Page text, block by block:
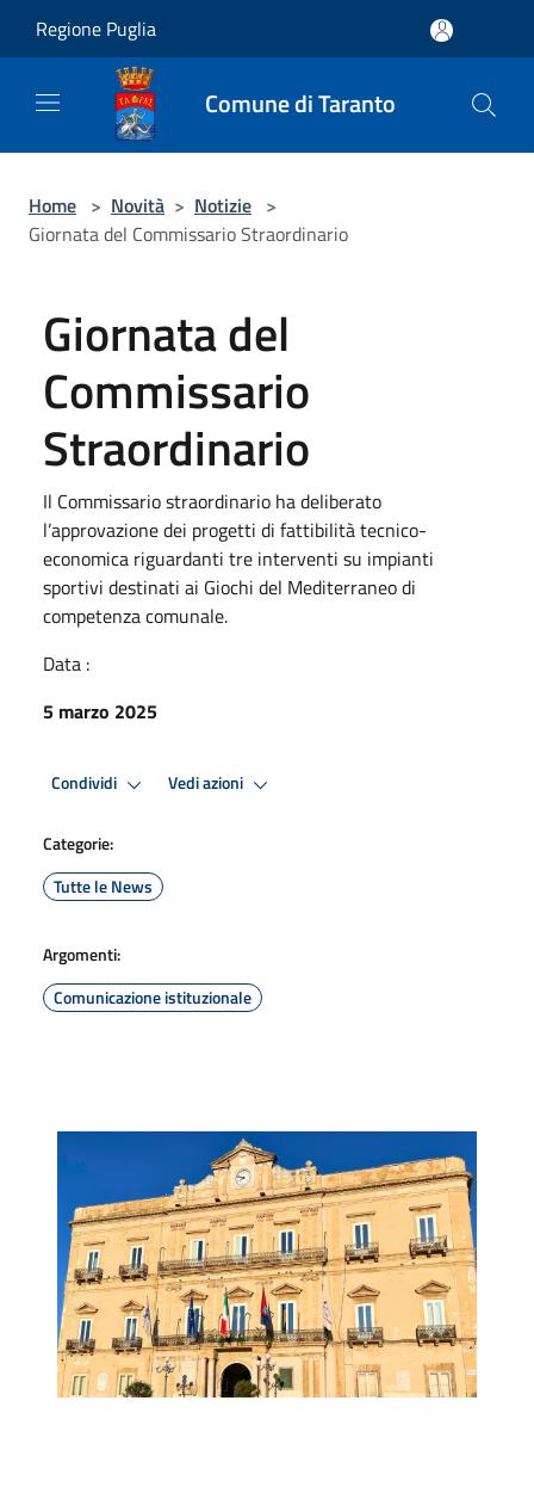
Regione Puglia
Comune di Taranto
Home > Novità > Notizie >
Giornata del Commissario Straordinario
Giornata del
Commissario
Straordinario
Il Commissario straordinario ha deliberato
l’approvazione dei progetti di fattibilità tecnico-
economica riguardanti tre interventi su impianti
sportivi destinati ai Giochi del Mediterraneo di
competenza comunale.
Data :
5 marzo 2025
Condividi Vedi azioni
Categorie:
Tutte le News
Argomenti:
Comunicazione istituzionale